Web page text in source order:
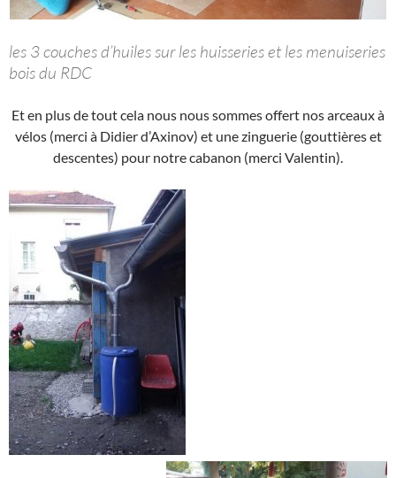
les 3 couches d’huiles sur les huisseries et les menuiseries
bois du RDC
Et en plus de tout cela nous nous sommes offert nos arceaux à
vélos (merci à Didier d’Axinov) et une zinguerie (gouttières et
descentes) pour notre cabanon (merci Valentin).